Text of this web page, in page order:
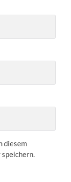
diesem